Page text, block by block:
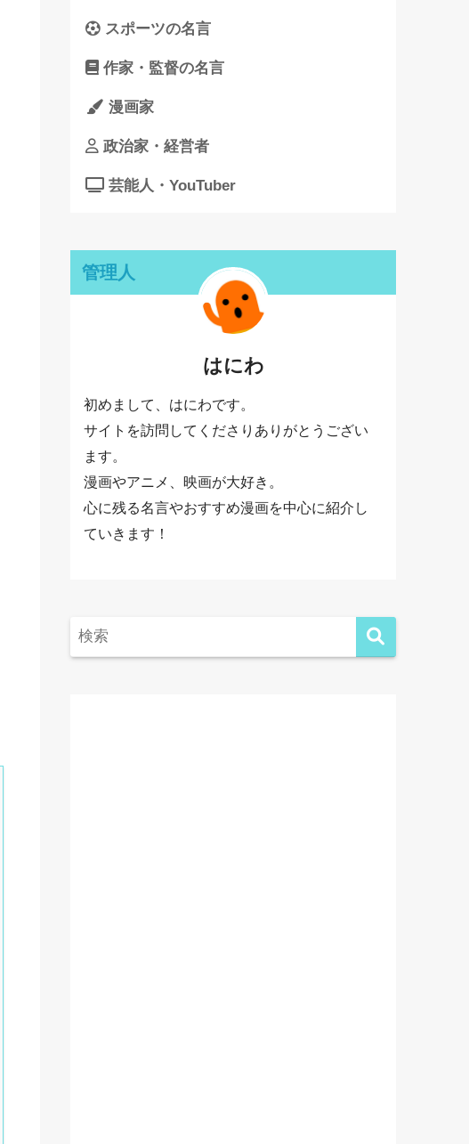
スポーツの名言
作家・監督の名言
漫画家
政治家・経営者
芸能人・YouTuber
管理人
はにわ
初めまして、はにわです。
サイトを訪問してくださりありがとうござい
ます。
漫画やアニメ、映画が大好き。
心に残る名言やおすすめ漫画を中心に紹介し
ていきます！